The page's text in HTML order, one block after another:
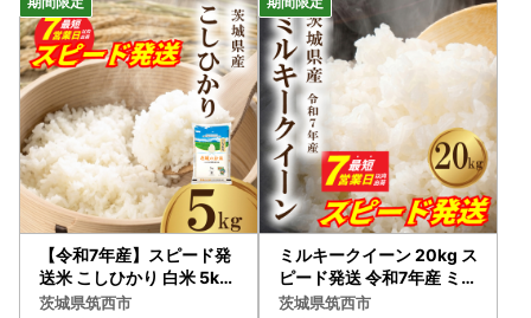
【令和7年産】スピード発
送米 こしひかり 白米 5kg
[A-rin001]
茨城県筑西市
ミルキークイーン 20kg ス
ピード発送 令和7年産 ミル
キークイーン
茨城県筑西市